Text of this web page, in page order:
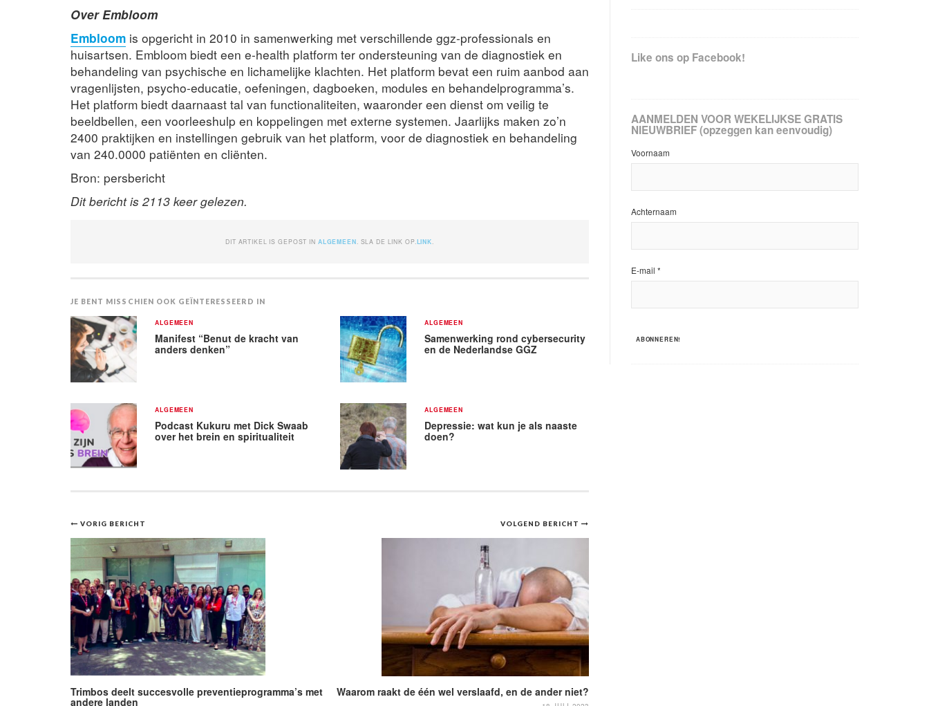
Over Embloom
Embloom is opgericht in 2010 in samenwerking met verschillende ggz-professionals en
huisartsen. Embloom biedt een e-health platform ter ondersteuning van de diagnostiek en
behandeling van psychische en lichamelijke klachten. Het platform bevat een ruim aanbod aan
vragenlijsten, psycho-educatie, oefeningen, dagboeken, modules en behandelprogramma’s.
Het platform biedt daarnaast tal van functionaliteiten, waaronder een dienst om veilig te
beeldbellen, een voorleeshulp en koppelingen met externe systemen. Jaarlijks maken zo’n
2400 praktijken en instellingen gebruik van het platform, voor de diagnostiek en behandeling
van 240.0000 patiënten en cliënten.
Bron: persbericht
Dit bericht is 2113 keer gelezen.
DIT ARTIKEL IS GEPOST IN ALGEMEEN . SLA DE LINK OP. LINK
JE BENT MISSCHIEN OOK GEÏNTERESSEERD IN
ALGEMEEN
Manifest “Benut de kracht van
anders denken”
ALGEMEEN
Samenwerking rond cybersecurity
en de Nederlandse GGZ
ALGEMEEN
Podcast Kukuru met Dick Swaab
over het brein en spiritualiteit
ALGEMEEN
Depressie: wat kun je als naaste
doen?
Bericht
navigatie
VOLGEND BERICHT
Waarom raakt de één wel verslaafd, en de ander niet?
VORIG BERICHT
Trimbos deelt succesvolle preventieprogramma’s met
andere landen
Like ons op Facebook!
AANMELDEN VOOR WEKELIJKSE GRATIS
NIEUWBRIEF (opzeggen kan eenvoudig)
Voornaam
Achternaam
E-mail *